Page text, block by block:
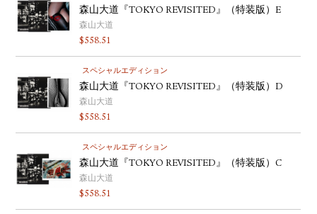
森山大道『TOKYO REVISITED』（特装版）E
森山大道
$558.51
スペシャルエディション
森山大道『TOKYO REVISITED』（特装版）D
森山大道
$558.51
スペシャルエディション
森山大道『TOKYO REVISITED』（特装版）C
森山大道
$558.51